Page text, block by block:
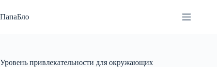
к
сути
ПапаБло
Уровень привлекательности для окружающих